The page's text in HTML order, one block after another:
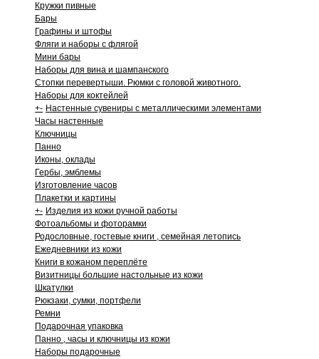
Кружки пивные
Бары
Графины и штофы
Фляги и наборы с флягой
Мини бары
Наборы для вина и шампанского
Стопки перевертыши. Рюмки с головой животного.
Наборы для коктейлей
+- Настенные сувениры с металлическими элементами
Часы настенные
Ключницы
Панно
Иконы, оклады
Гербы, эмблемы
Изготовление часов
Плакетки и картины
+- Изделия из кожи ручной работы
Фотоальбомы и фоторамки
Родословные, гостевые книги , семейная летопись
Ежедневники из кожи
Книги в кожаном переплёте
Визитницы большие настольные из кожи
Шкатулки
Рюкзаки, сумки, портфели
Ремни
Подарочная упаковка
Панно , часы и ключницы из кожи
Наборы подарочные